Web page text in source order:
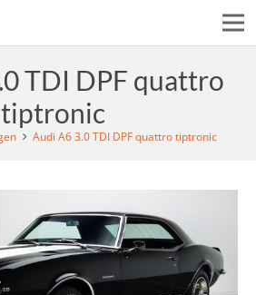
TDI DPF quattro
tiptronic
Audi A6 3.0 TDI DPF quattro tiptronic